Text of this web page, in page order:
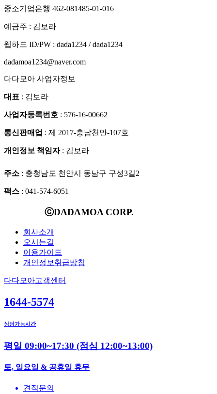
중소기업은행 462-081485-01-016
예금주 : 김보라
웹하드 ID/PW : dada1234 / dada1234
dadamoa1234@naver.com
다다모아 사업자정보
대표 : 김보라
사업자등록번호 : 576-16-00662
통신판매업 : 제 2017-충남천안-107호
개인정보 책임자: 김보라
주소 : 충청남도 천안시 동남구 구성3길2
팩스 : 041-574-6051
ⓒDADAMOA CORP.
회사소개
오시는길
이용가이드
개인정보취급방침
다다모아고객센터
1644-5574
상담가능시간
평일 09:00~17:30 (점심 12:00~13:00)
토, 일요일 & 공휴일 휴무
견적문의